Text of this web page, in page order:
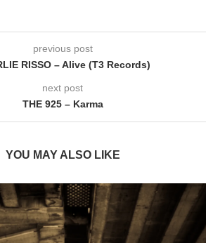
previous post
RISSO – Alive (T3 Records)
next post
THE 925 – Karma
YOU MAY ALSO LIKE